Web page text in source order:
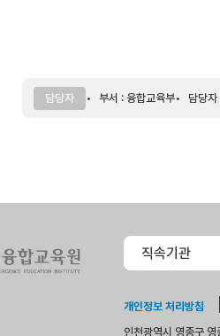
담당자 부서 : 융합교육부 담당
직속기관
개인정보 처리방침
인천광역시 영종구